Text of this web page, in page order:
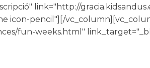
link="http://
icon-pencil"][/
fun-weeks.html"